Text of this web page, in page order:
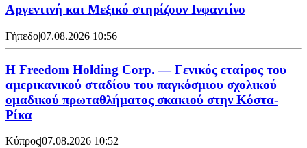
Αργεντινή και Μεξικό στηρίζουν Ινφαντίνο
Γήπεδο|07.08.2026 10:56
Η Freedom Holding Corp. — Γενικός εταίρος του
αμερικανικού σταδίου του παγκόσμιου σχολικού
ομαδικού πρωταθλήματος σκακιού στην Κόστα-
Ρίκα
Κύπρος|07.08.2026 10:52